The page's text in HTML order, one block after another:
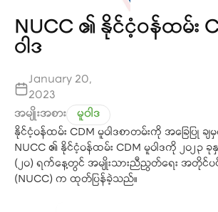
NUCC ၏ နိုင်ငံ့ဝန်ထမ်း
ဝါဒ
January 20,
2023
အမျိုးအစား
မူဝါဒ
နိုင်ငံ့ဝန်ထမ်း CDM မူဝါဒစာတမ်းကို အခြေပြု
NUCC ၏ နိုင်ငံ့ဝန်ထမ်း CDM မူဝါဒကို ၂၀၂၃ ခု
(၂၀) ရက်နေ့တွင် အမျိုးသားညီညွတ်ရေး အတိုင်ပ
(NUCC) က ထုတ်ပြန်ခဲ့သည်။